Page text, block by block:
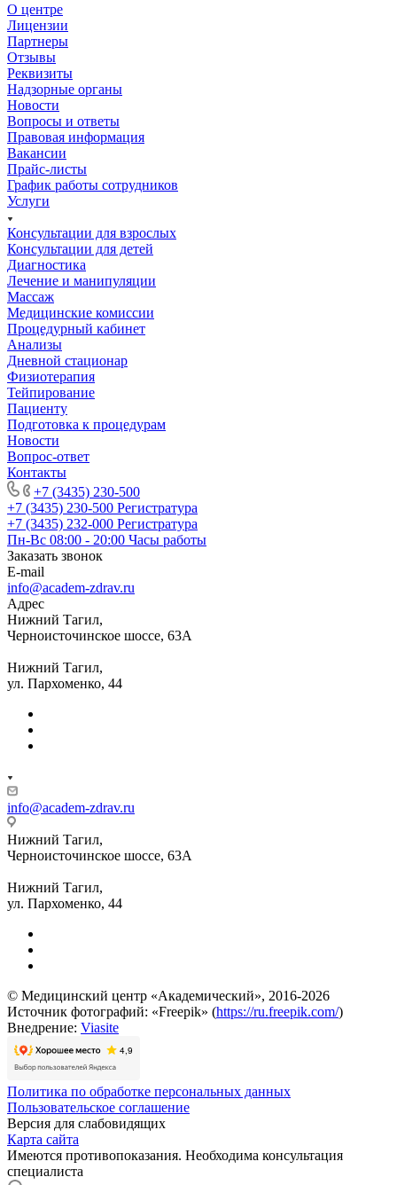
О центре
Лицензии
Партнеры
Отзывы
Реквизиты
Надзорные органы
Новости
Вопросы и ответы
Правовая информация
Вакансии
Прайс-листы
График работы сотрудников
Услуги
Консультации для взрослых
Консультации для детей
Диагностика
Лечение и манипуляции
Массаж
Медицинские комиссии
Процедурный кабинет
Анализы
Дневной стационар
Физиотерапия
Тейпирование
Пациенту
Подготовка к процедурам
Новости
Вопрос-ответ
Контакты
+7 (3435) 230-500
+7 (3435) 230-500 Регистратура
+7 (3435) 232-000 Регистратура
Пн-Вс 08:00 - 20:00 Часы работы
Заказать звонок
E-mail
info@academ-zdrav.ru
Адрес
Нижний Тагил,
Черноисточинское шоссе, 63А
Нижний Тагил,
ул. Пархоменко, 44
info@academ-zdrav.ru
Нижний Тагил,
Черноисточинское шоссе, 63А
Нижний Тагил,
ул. Пархоменко, 44
© Медицинский центр «Академический», 2016-2026
Источник фотографий: «Freepik» (https://ru.freepik.com/)
Внедрение: Viasite
Политика по обработке персональных данных
Пользовательское соглашение
Версия для слабовидящих
Карта сайта
Имеются противопоказания. Необходима консультация
специалиста